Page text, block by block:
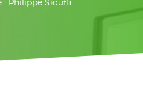
: Philippe Siouffi